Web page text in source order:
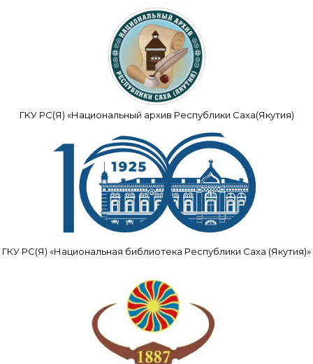
ГКУ РС(Я) «Национальный архив Республики Саха(Якутия)
ГКУ РС(Я) «Национальная библиотека Республики Саха (Якутия)»